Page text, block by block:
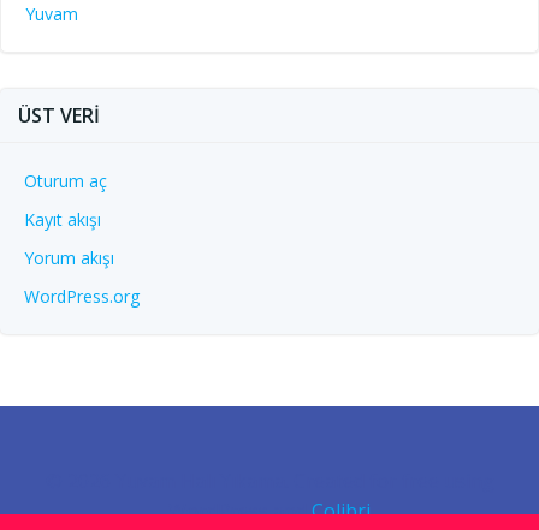
Yuvam
ÜST VERI
Oturum aç
Kayıt akışı
Yorum akışı
WordPress.org
WordPress andColibri